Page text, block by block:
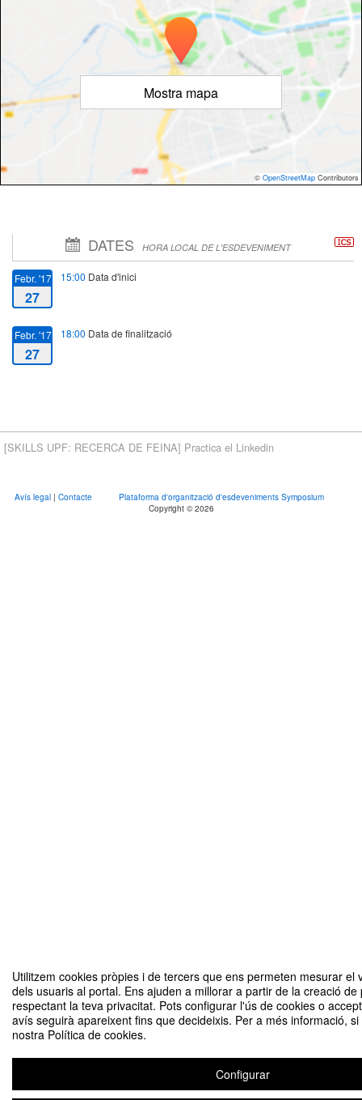
Utilitzem cookies pròpies i de tercers que ens permeten mesurar el
dels usuaris al portal. Ens ajuden a millorar a partir de la creació
respectant la teva privacitat. Pots configurar l'ús de cookies o
avís seguirà apareixent fins que decideixis. Per a més informació,
nostra Política de cookies.
Configurar
Mostra mapa
© OpenStreetMap Contributors
DATES HORA LOCAL DE L'ESDEVENIMENT
Febr. '17
27
15:00 Data d'inici
Febr. '17
27
18:00 Data de finalització
[SKILLS UPF: RECERCA DE FEINA] Practica el Linkedin
Avís legal | Contacte
Plataforma d'organització d'esdeveniments Symposium
Copyright © 2026